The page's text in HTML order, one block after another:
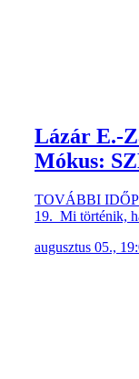
Lázár E.-
Mókus:
TOVÁBBI
19. Mi történik,
augusztus 05.,